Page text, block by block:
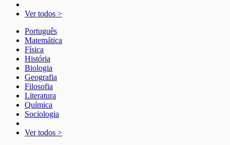
Ver todos >
Português
Matemática
Física
História
Biologia
Geografia
Filosofia
Literatura
Química
Sociologia
Ver todos >